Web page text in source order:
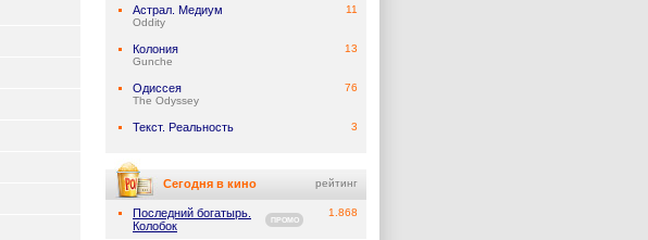
Астрал. Медиум
Oddity
11
Колония
Gunche
13
Одиссея
The Odyssey
76
Текст. Реальность 3
Сегодня в кино рейтинг
Последний богатырь.
Колобок
ПРОМО
1.868